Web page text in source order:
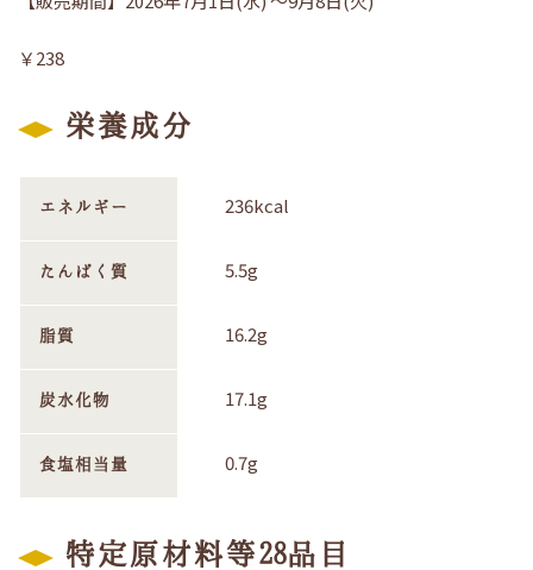
￥238
栄養成分
エネルギー 236kcal
たんぱく質 5.5g
脂質 16.2g
炭水化物 17.1g
食塩相当量 0.7g
特定原材料等28品目